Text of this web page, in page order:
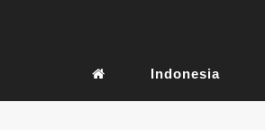
Indonesia